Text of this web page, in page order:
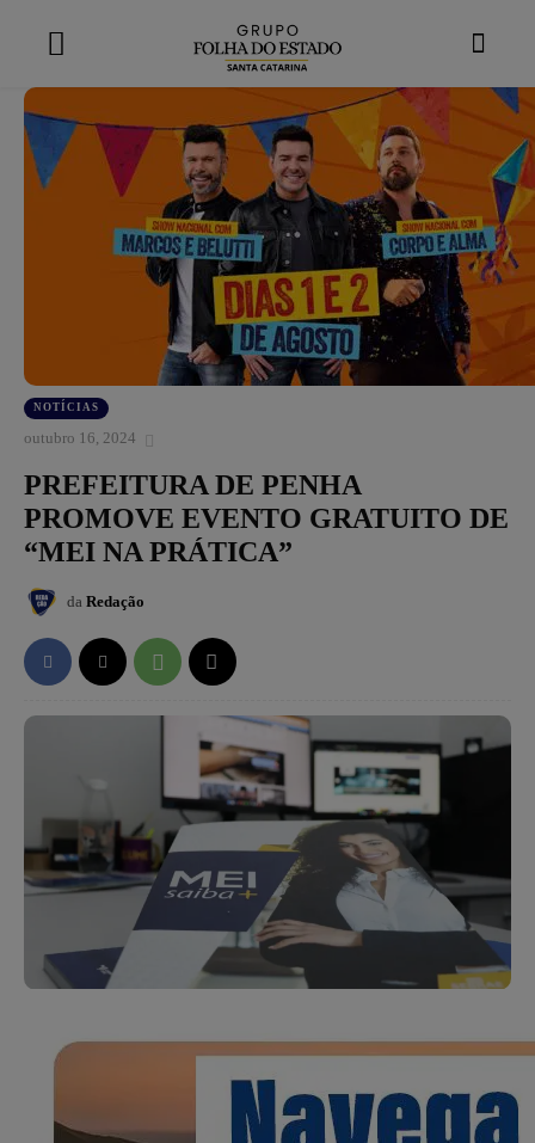
NOTÍCIAS
outubro 16, 2024
PREFEITURA DE PENHA
PROMOVE EVENTO GRATUITO DE
“MEI NA PRÁTICA”
da Redação